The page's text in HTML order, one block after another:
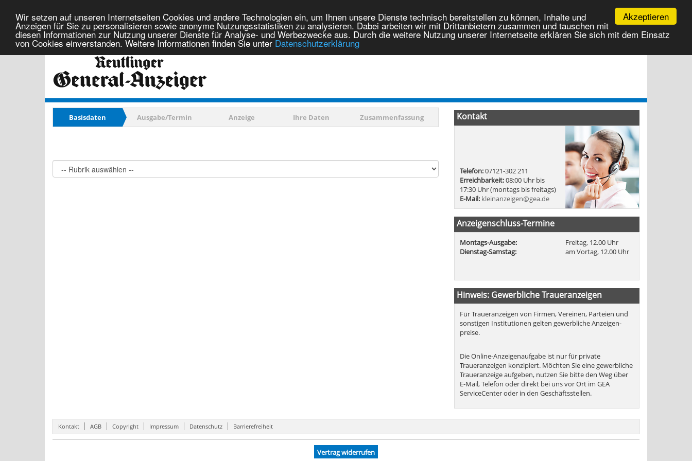
Akzeptieren
Wir setzen auf unseren Internetseiten Cookies und andere Technologien ein, um Ihnen unsere Dienste technisch bereitstellen zu können, Inhalte und
Anzeigen für Sie zu personalisieren sowie anonyme Nutzungsstatistiken zu analysieren. Dabei arbeiten wir mit Drittanbietern zusammen und tauschen mit
diesen Informationen zur Nutzung unserer Dienste für Analyse- und Werbezwecke aus. Durch die weitere Nutzung unserer Internetseite erklären Sie sich mit dem Einsatz
von Cookies einverstanden. Weitere Informationen finden Sie unter Datenschutzerklärung
Freitag, 07. August 2026
Basisdaten Ausgabe/Termin Anzeige Ihre Daten Zusammenfassung Kontakt
Telefon:07121-302 211
Erreichbarkeit:08:00 Uhr bis
17:30 Uhr (montags bis freitags)
E-Mail: kleinanzeigen@gea.de
Anzeigenschluss-Termine
Montags-Ausgabe:
Dienstag-Samstag:
Freitag, 12.00 Uhr
am Vortag, 12.00 Uhr
Hinweis: Gewerbliche Traueranzeigen
Für Traueranzeigen von Firmen, Vereinen, Parteien und
sonstigen Institutionen gelten gewerbliche Anzeigen-
preise.
Die Online-Anzeigenaufgabe ist nur für private
Traueranzeigen konzipiert. Möchten Sie eine gewerbliche
Traueranzeige aufgeben, nutzen Sie bitte den Weg über
E-Mail, Telefon oder direkt bei uns vor Ort im GEA
ServiceCenter oder in den Geschäftsstellen.
Kontakt AGB Copyright Impressum Datenschutz Barrierefreiheit
Vertrag widerrufen